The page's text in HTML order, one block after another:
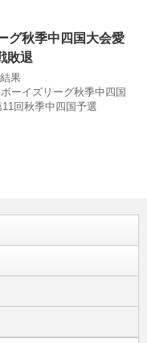
グ秋季中四国大会愛
敗退
果
ーイズリーグ秋季中四国
11回秋季中四国予選